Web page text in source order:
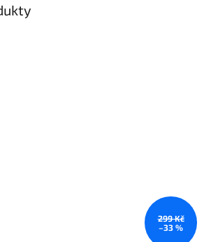
299 Kč
–33 %